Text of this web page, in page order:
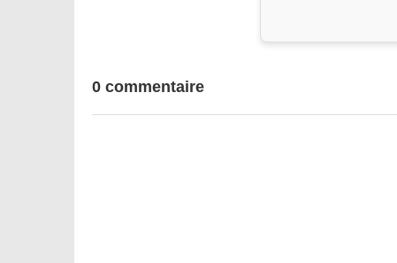
0 commentaire